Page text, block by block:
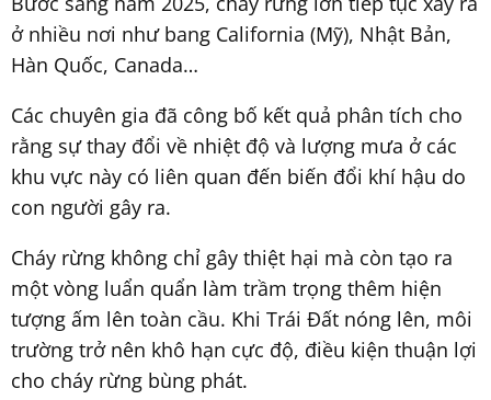
ở nhiều nơi như bang California (Mỹ), Nhật Bản,
Hàn Quốc, Canada…
Các chuyên gia đã công bố kết quả phân tích cho
rằng sự thay đổi về nhiệt độ và lượng mưa ở các
khu vực này có liên quan đến biến đổi khí hậu do
con người gây ra.
Cháy rừng không chỉ gây thiệt hại mà còn tạo ra
một vòng luẩn quẩn làm trầm trọng thêm hiện
tượng ấm lên toàn cầu. Khi Trái Đất nóng lên, môi
trường trở nên khô hạn cực độ, điều kiện thuận lợi
cho cháy rừng bùng phát.